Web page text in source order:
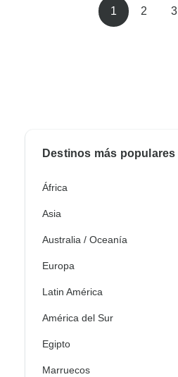
1 2 3
Destinos más populares
África
Asia
Australia / Oceanía
Europa
Latin América
América del Sur
Egipto
Marruecos